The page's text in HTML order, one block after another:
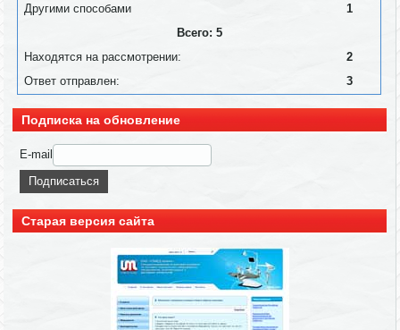
Другими способами
1
Всего: 5
Находятся на рассмотрении:
2
Ответ отправлен:
3
Подписка на обновление
E-mail
Старая версия сайта